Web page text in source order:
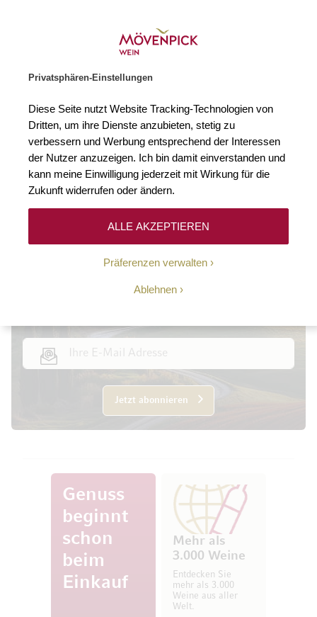
Privatsphären-Einstellungen
Diese Seite nutzt Website Tracking-Technologien von
Dritten, um ihre Dienste anzubieten, stetig zu
verbessern und Werbung entsprechend der Interessen
der Nutzer anzuzeigen. Ich bin damit einverstanden und
kann meine Einwilligung jederzeit mit Wirkung für die
Zukunft widerrufen oder ändern.
Präferenzen verwalten
Ablehnen
ALLE AKZEPTIEREN
Keine Ergebnisse
10-Euro-Willkommens-
Jetzt abonnieren
Genuss
beginnt
schon
beim
Einkauf
Mehr als
3.000 Weine
Entdecken Sie
mehr als 3.000
Weine aus aller
Welt.